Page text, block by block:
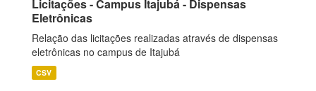
Licitações - Campus Itajubá - Dispensas
Eletrônicas
Relação das licitações realizadas através de dispensas
eletrônicas no campus de Itajubá
CSV